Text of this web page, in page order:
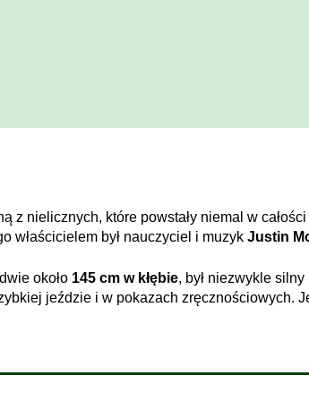
nielicznych, które powstały niemal w
właścicielem był nauczyciel i muzyk Justin
około 145 cm w kłębie, był niezwykle
jeździe i w pokazach zręcznościowych.